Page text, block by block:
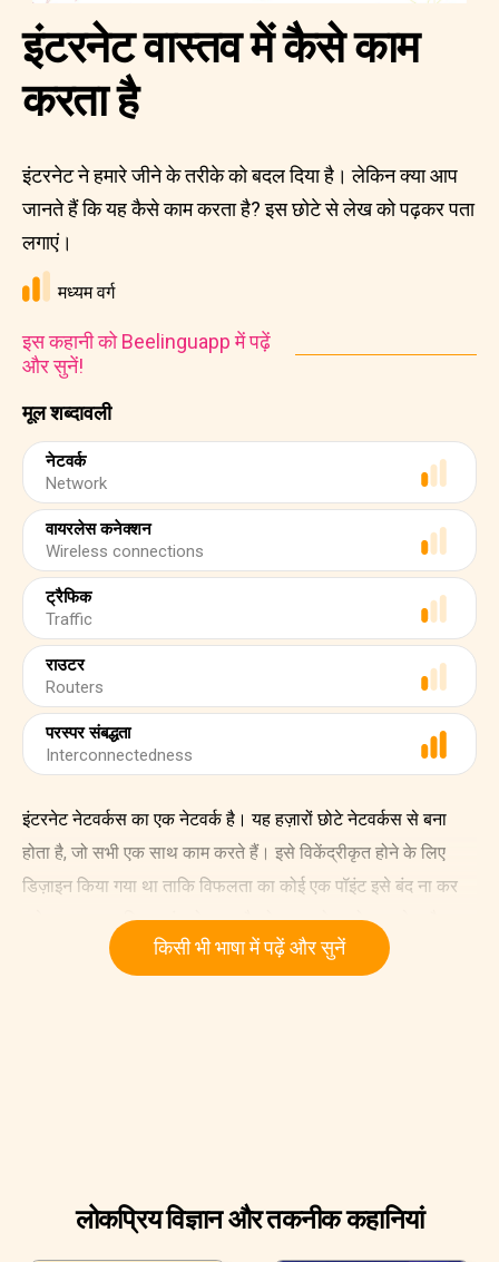
मूल शब्दावली
नेटवर्क
Network
वायरलेस कनेक्शन
Wireless connections
ट्रैफिक
Traffic
राउटर
Routers
परस्पर संबद्धता
Interconnectedness
इंटरनेट वास्तव में कैसे काम
करता है
इंटरनेट ने हमारे जीने के तरीके को बदल दिया है। लेकिन क्या आप
जानते हैं कि यह कैसे काम करता है? इस छोटे से लेख को पढ़कर पता
लगाएं।
मध्यम वर्ग
इस कहानी को Beelinguapp में पढ़ें
और सुनें!
इंटरनेट नेटवर्कस का एक नेटवर्क है। यह हज़ारों छोटे नेटवर्कस से बना
होता है, जो सभी एक साथ काम करते हैं। इसे विकेंद्रीकृत होने के लिए
डिज़ाइन किया गया था ताकि विफलता का कोई एक पॉइंट इसे बंद ना कर
सके। अगर एक हिस्सा बंद हो जाता है, तो दूसरा बोझ को उठा लेता है।
किसी भी भाषा में पढ़ें और सुनें
लोकप्रिय विज्ञान और तकनीक कहानियां